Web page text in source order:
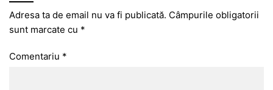
Adresa ta de email nu va fi publicată. Câmpurile obligatorii
sunt marcate cu *
Comentariu *